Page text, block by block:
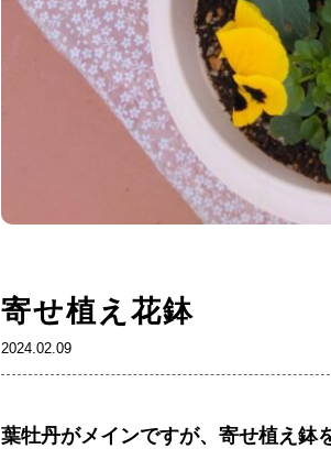
寄せ植え花鉢
2024.02.09
葉牡丹がメインですが、寄せ植え鉢